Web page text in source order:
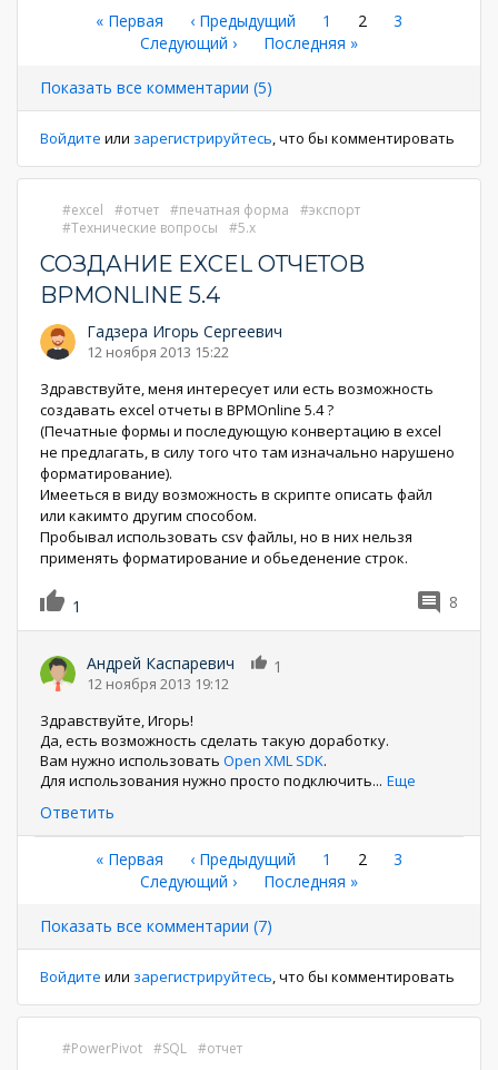
Нумерация
страниц
Первая
страница
« Первая ←
‹ Предыдущий Страница
1
Текущая
2 Страница
3
Следующая
Следующий ›
Последняя
Последняя »
Показать все комментарии (5)
Войдите или зарегистрируйтесь, что бы комментировать
excel отчет печатная форма
экспорт
Технические вопросы
5.x
СОЗДАНИЕ EXCEL ОТЧЕТОВ
BPMONLINE 5.4
Гадзера Игорь Сергеевич
12 ноября 2013 15:22
Здравствуйте, меня интересует или есть возможность
создавать excel отчеты в BPMOnline 5.4 ?
(Печатные формы и последующую конвертацию в excel
не предлагать, в силу того что там изначально нарушено
форматирование).
Имееться в виду возможность в скрипте описать файл
или какимто другим способом.
Пробывал использовать csv файлы, но в них нельзя
применять форматирование и обьеденение строк.
1 8
Андрей Каспаревич
12 ноября 2013 19:12
1
Здравствуйте, Игорь!
Да, есть возможность сделать такую доработку.
Вам нужно использовать Open XML SDK.
Для использования нужно просто подключить... Еще
Ответить
Нумерация
страниц
Первая
страница
« Первая ←
‹ Предыдущий Страница
1
Текущая
2 Страница
3
Следующая
Следующий ›
Последняя
Последняя »
Показать все комментарии (7)
Войдите или зарегистрируйтесь, что бы комментировать
PowerPivot SQL отчет